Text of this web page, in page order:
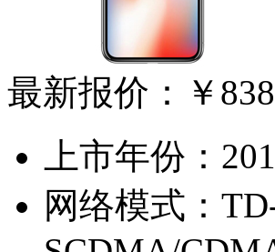
最新报价：
￥
上市年份：
网络模式：